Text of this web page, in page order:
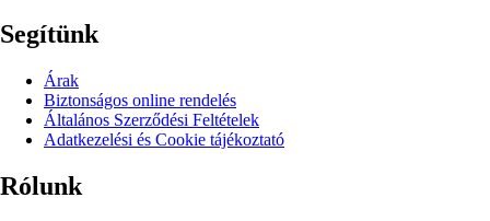
Segítünk
Árak
Biztonságos online rendelés
Általános Szerződési Feltételek
Adatkezelési és Cookie tájékoztató
Rólunk